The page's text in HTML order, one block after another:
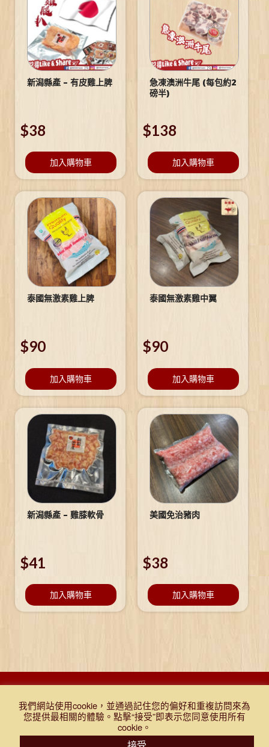
新潟縣產 – 有皮雞上脾
$38
加入購物車
急凍澳洲牛尾 (每包約2
磅半)
$138
加入購物車
泰國無激素雞上脾
$90
加入購物車
泰國無激素雞中翼
$90
加入購物車
新潟縣產 – 雞膝軟骨
$41
加入購物車
美國免治豬肉
$38
加入購物車
條款及細則| 免責聲明|門市報價表|TEST
我們網站使用cookie，並通過記住您的偏好和重複訪問來為
您提供最相關的體驗。點擊“接受”即表示您同意使用所有
cookie。